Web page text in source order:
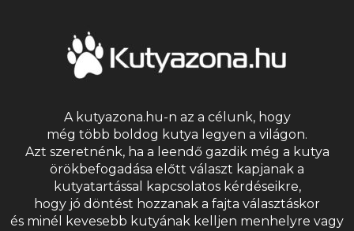
A kutyazona.hu-n az a célunk, hogy
még több boldog kutya legyen a világon.
Azt szeretnénk, ha a leendő gazdik még a kutya
örökbefogadása előtt választ kapjanak a
kutyatartással kapcsolatos kérdéseikre,
hogy jó döntést hozzanak a fajta választáskor
és minél kevesebb kutyának kelljen menhelyre vagy